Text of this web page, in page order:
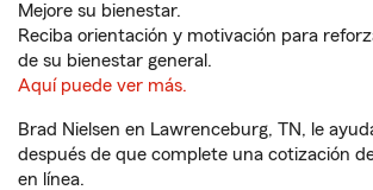
Mejore su bienestar.
Reciba orientación y motivación para
de su bienestar general.
Aquí puede ver más.
Brad Nielsen en Lawrenceburg, TN, le
después de que complete una cotización
en línea.